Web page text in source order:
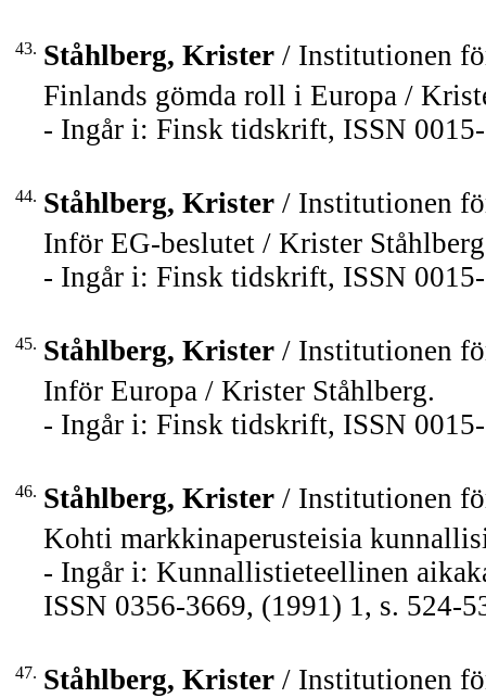
43. Ståhlberg, Krister / Institutionen
Finlands gömda roll i Europa /
- Ingår i: Finsk tidskrift, ISSN
44. Ståhlberg, Krister / Institutionen
Inför EG-beslutet / Krister
- Ingår i: Finsk tidskrift, ISSN
45. Ståhlberg, Krister / Institutionen
Inför Europa / Krister Ståhlberg.
- Ingår i: Finsk tidskrift, ISSN
46. Ståhlberg, Krister / Institutionen
Kohti markkinaperusteisia
- Ingår i: Kunnallistieteellinen
ISSN 0356-3669, (1991) 1, s. 524-
47. Ståhlberg, Krister / Institutionen